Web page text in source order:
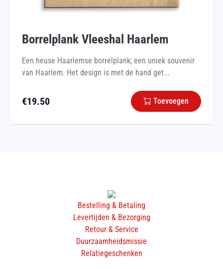
Borrelplank Vleeshal Haarlem
Een heuse Haarlemse borrelplank; een uniek souvenir
van Haarlem. Het design is met de hand get...
€19.50 Toevoegen
Bestelling & Betaling
Levertijden & Bezorging
Retour & Service
Duurzaamheidsmissie
Relatiegeschenken